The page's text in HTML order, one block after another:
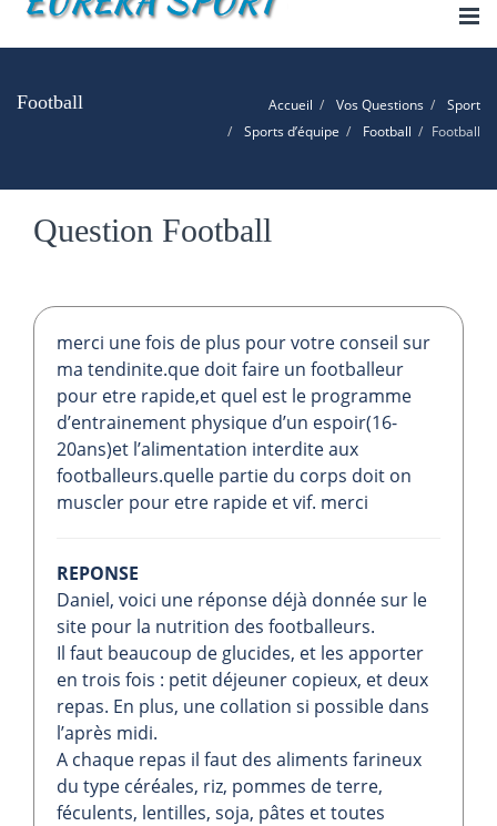
Football Accueil Vos Questions
Sport
Sports d’équipe
Football Football
Question Football
merci une fois de plus pour votre conseil sur
ma tendinite.que doit faire un footballeur
pour etre rapide,et quel est le programme
d’entrainement physique d’un espoir(16-
20ans)et l’alimentation interdite aux
footballeurs.quelle partie du corps doit on
muscler pour etre rapide et vif. merci
REPONSE
Daniel, voici une réponse déjà donnée sur le
site pour la nutrition des footballeurs.
Il faut beaucoup de glucides, et les apporter
en trois fois : petit déjeuner copieux, et deux
repas. En plus, une collation si possible dans
l’après midi.
A chaque repas il faut des aliments farineux
du type céréales, riz, pommes de terre,
féculents, lentilles, soja, pâtes et toutes